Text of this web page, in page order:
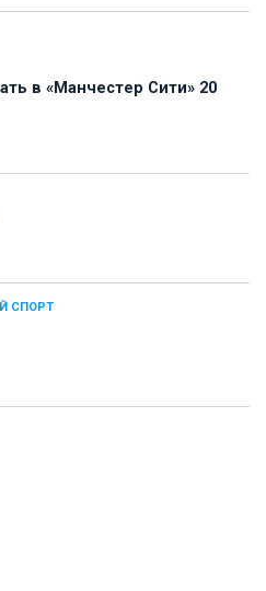
в «Манчестер Сити» 20
СПОРТ